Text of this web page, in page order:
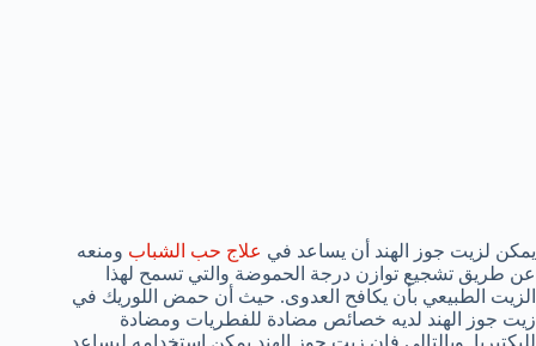
يمكن لزيت جوز الهند أن يساعد في علاج حب الشباب ومنعه
عن طريق تشجيع توازن درجة الحموضة والتي تسمح لهذا
الزيت الطبيعي بأن يكافح العدوى. حيث أن حمض اللوريك في
زيت جوز الهند لديه خصائص مضادة للفطريات ومضادة
للبكتيريا. وبالتالي فإن زيت جوز الهند يمكن استخدامه ليساعد